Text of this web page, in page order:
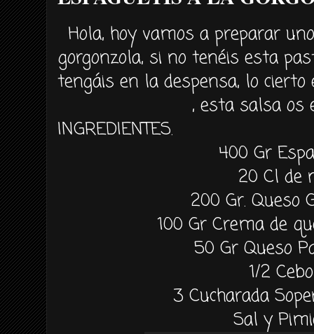
Hola, hoy vamos a preparar
gorgonzola, si no tenéis esta
tengáis en la despensa, lo
, esta salsa os
INGREDIENTES.
400 Gr
20 Cl de
200 Gr. Queso
100 Gr Crema de
50 Gr Queso
1/2
3 Cucharada
Sal y